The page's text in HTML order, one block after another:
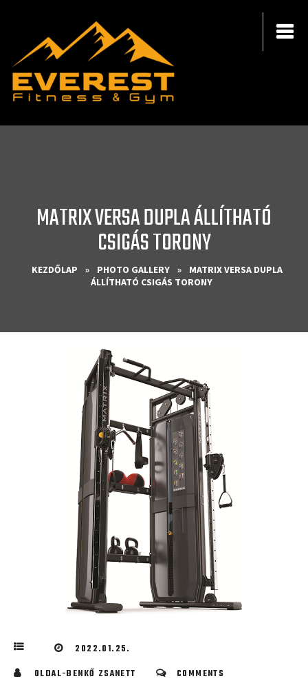
MATRIX VERSA DUPLA ÁLLÍTHATÓ
CSIGÁS TORONY
KEZDŐLAP » PHOTO GALLERY »
MATRIX VERSA DUPLA
ÁLLÍTHATÓ CSIGÁS TORONY
2022.01.25.
OLDAL-BENKŐ ZSANETT
COMMENTS